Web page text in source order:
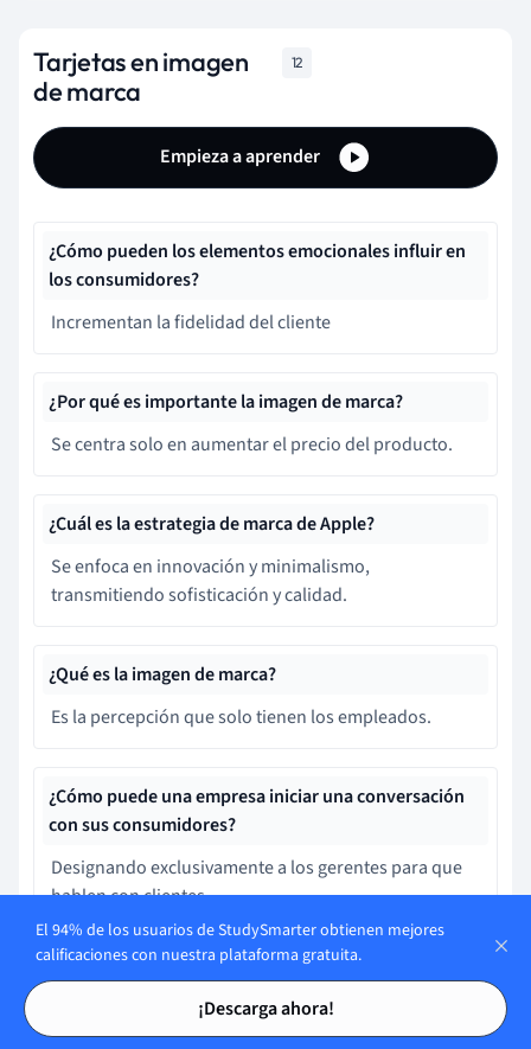
Tarjetas de estudio
Tarjetas de estudio
Tarjetas en imagen
de marca
12
Empieza a aprender
¿Cómo pueden los elementos emocionales influir en
los consumidores?
Incrementan la fidelidad del cliente
¿Por qué es importante la imagen de marca?
Se centra solo en aumentar el precio del producto.
¿Cuál es la estrategia de marca de Apple?
Se enfoca en innovación y minimalismo,
transmitiendo sofisticación y calidad.
¿Qué es la imagen de marca?
Es la percepción que solo tienen los empleados.
¿Cómo puede una empresa iniciar una conversación
con sus consumidores?
Designando exclusivamente a los gerentes para que
hablen con clientes.
¿Qué caracteriza a un caso de imagen de marca
El 94% de los usuarios de StudySmarter obtienen mejores
calificaciones con nuestra plataforma gratuita.
¡Descarga ahora!